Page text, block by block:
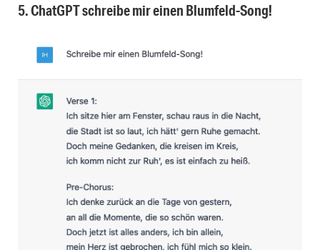
5. ChatGPT schreibe mir einen Blumfeld-Song!